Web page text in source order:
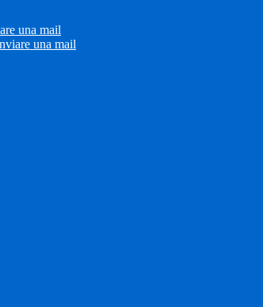
una mail
una mail